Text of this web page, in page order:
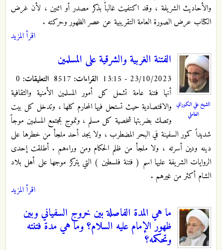
والأحاديث الشريفة ، وقد اكتفيت غالباً بذكر مصدر أو اثنين ، لأن غرض
الكتاب عرض الصورة العامة التقريبية عن عصر الظهور وحركته .
اقرأ المزيد
الشيخ علي الكوراني
العاملي
الفتنة الغربية والشرقية على المسلمين
23/10/2023 - 13:15 القراءات: التعليقات:
أنها فتنة عامة تشمل كل أمور المسلمين الأمنية والثقافية
والاقتصادية حيث تستحل فيها المحارم كلها ، وتدخل كل بيت
وتصك بضربتها شخصية كل مسلم ، وتموج بمجتمع المسلمين موجاً
شديداً كمور السفينة في البحر المضطرب ، ولا يجد أحد ملجأ من خطرها على
دينه ودين أسرته ، ولا ملجأ من ظلم الحكام ومن وراءهم . أطلقت إحدى
الروايات الشريفة عليها اسم ( فتنة فلسطين ) التي يتركز موجها على أهل بلاد
الشام أكثر من غيرهم .
اقرأ المزيد
ما هي المدة الفاصلة بين خروج السفياني وبين
ظهور الإمام عليه السلام؟ وما هي مدة فتنته
وتحكمه؟